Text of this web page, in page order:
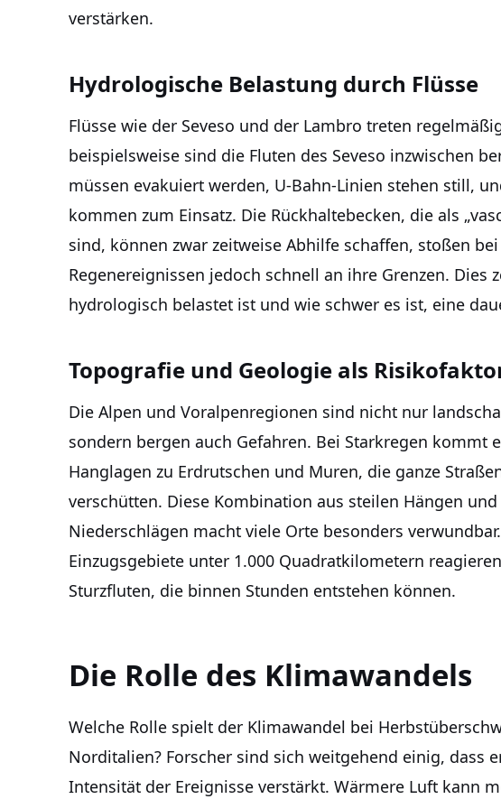
verstärken.
Hydrologische Belastung durch Flüsse
Flüsse wie der Seveso und der Lambro treten
beispielsweise sind die Fluten des Seveso inzwischen
müssen evakuiert werden, U-Bahn-Linien stehen still,
kommen zum Einsatz. Die Rückhaltebecken, die als
sind, können zwar zeitweise Abhilfe schaffen, stoßen
Regenereignissen jedoch schnell an ihre Grenzen. Dies
hydrologisch belastet ist und wie schwer es ist, eine
Topografie und Geologie als
Die Alpen und Voralpenregionen sind nicht nur
sondern bergen auch Gefahren. Bei Starkregen kommt
Hanglagen zu Erdrutschen und Muren, die ganze
verschütten. Diese Kombination aus steilen Hängen
Niederschlägen macht viele Orte besonders
Einzugsgebiete unter 1.000 Quadratkilometern
Sturzfluten, die binnen Stunden entstehen können.
Die Rolle des Klimawandels
Welche Rolle spielt der Klimawandel bei
Norditalien? Forscher sind sich weitgehend einig, dass
Intensität der Ereignisse verstärkt. Wärmere Luft kann